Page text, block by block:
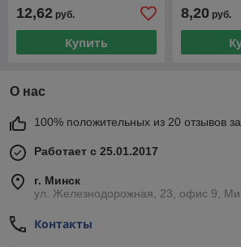
сталь HCS, 300 мм длин
12,62 руб.
Купить
150 мм
8,20руб.
О нас
100% положительных из 20 отзывов
Работает с 25.01.2017
г. Минск
ул. Железнодорожная, 23, офис 9,
Контакты